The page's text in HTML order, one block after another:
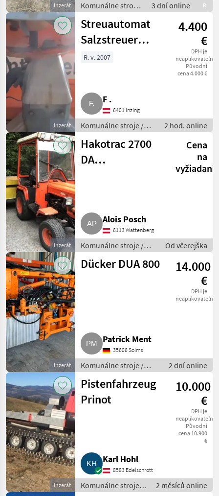
Inzerát
Komunálne stroje
/ Zametací stroj
3 dní online R
Inzerát
Streuautomat
Salzstreuer
Gmeiner STA
4.400
€
DPH je
neaplikovateľné
Původní
cena 4.000 €
R. v. 2007
F .
6401 Inzing
Komunálne stroje /
Striekacie stroje
2 hod. online
Inzerát
Hakotrac 2700
DA
Cena
na
Alois Posch
6113 Wattenberg
Komunálne stroje /
Ostatné komunálne
náradia
Od včerejška
Inzerát
Dücker DUA 800
14.000
€
DPH je
neaplikovateľné
Patrick Ment
35606 Solms
Komunálne stroje /
Spádová kosačka
2 dní online
Inzerát
Pistenfahrzeug
Prinot
10.000
€
DPH je
neaplikovateľné
Původní
cena 10.900
€
Karl Hohl
8583 Edelschrott
Komunálne stroje /
2 měsíců online